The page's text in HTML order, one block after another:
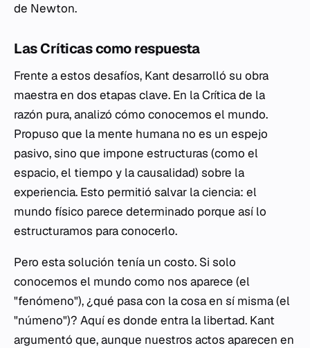
de Newton.
Las Críticas como respuesta
Frente a estos desafíos, Kant desarrolló su obra
maestra en dos etapas clave. En laCrítica de la
razón pura, analizó cómo conocemos el mundo.
Propuso que la mente humana no es un espejo
pasivo, sino que impone estructuras (como el
espacio, el tiempo y la causalidad) sobre la
experiencia. Esto permitió salvar la ciencia: el
mundo físico parece determinado porque así lo
estructuramos para conocerlo.
Pero esta solución tenía un costo. Si solo
conocemos el mundo como nos aparece (el
"fenómeno"), ¿qué pasa con la cosa en sí misma (el
"númeno")? Aquí es donde entra la libertad. Kant
argumentó que, aunque nuestros actos aparecen en